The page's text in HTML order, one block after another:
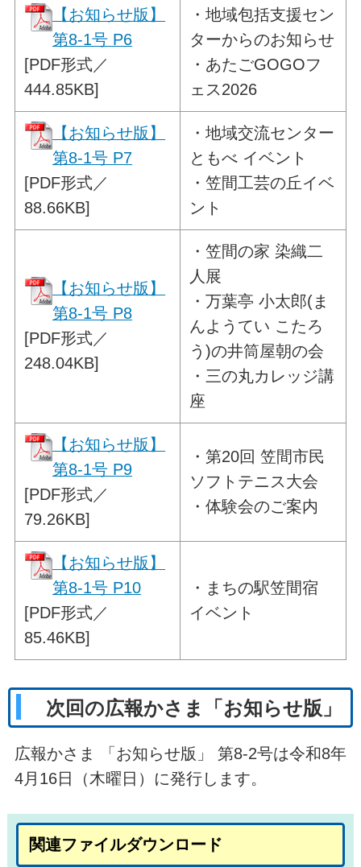
【お知らせ版】
第8-1号 P6
[PDF形式／
444.85KB]
・地域包括支援セン
ターからのお知らせ
・あたごGOGOフ
ェス2026
【お知らせ版】
第8-1号 P7
[PDF形式／
88.66KB]
・地域交流センター
ともべ イベント
・笠間工芸の丘イベ
ント
【お知らせ版】
第8-1号 P8
[PDF形式／
248.04KB]
・笠間の家 染織二
人展
・万葉亭 小太郎(ま
んようてい こたろ
う)の井筒屋朝の会
・三の丸カレッジ講
座
【お知らせ版】
第8-1号 P9
[PDF形式／
79.26KB]
・第20回 笠間市民
ソフトテニス大会
・体験会のご案内
【お知らせ版】
第8-1号 P10
[PDF形式／
85.46KB]
・ まちの駅笠間宿
イベント
次回の広報かさま「お知らせ版」
広報かさま 「お知らせ版」 第8-2号は令和8年
4月16日（木曜日）に発行します。
関連ファイルダウンロード